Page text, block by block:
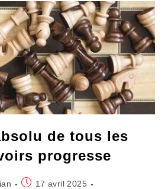
de tous les
progresse
Publication
17 avril 2025